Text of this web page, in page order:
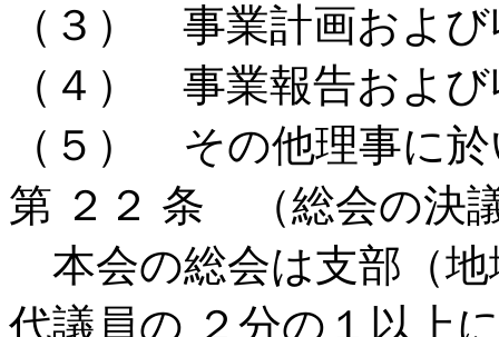
（３） 事業計画およ
（４） 事業報告およ
（５） その他理事に
第 ２２ 条 （総会の決
本会の総会は支部（地
代議員の ２分の１以上